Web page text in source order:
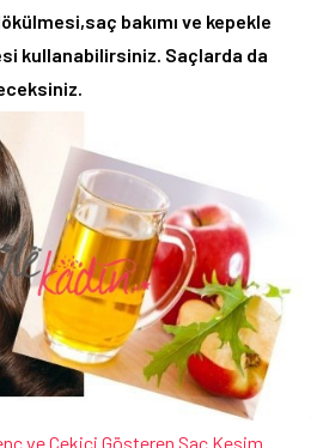
bakımı ve kepekle
kullanabilirsiniz. Saçlarda da
ve Çekici Gösteren Saç Kesim